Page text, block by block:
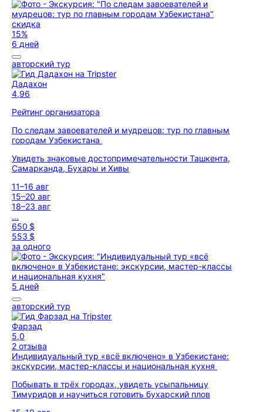
скидка
15%
6 дней
авторский тур
Дадахон
4,96
Рейтинг организатора
По следам завоевателей и мудрецов: тур по главным
городам Узбекистана
Увидеть знаковые достопримечательности Ташкента,
Самарканда, Бухары и Хивы
11–16 авг
15–20 авг
18–23 авг
...
650 $
553 $
за одного
5 дней
авторский тур
Фарзад
5,0
2 отзыва
Индивидуальный тур «всё включено» в Узбекистане:
экскурсии, мастер-классы и национальная кухня
Побывать в трёх городах, увидеть усыпальницу
Тимуридов и научиться готовить бухарский плов